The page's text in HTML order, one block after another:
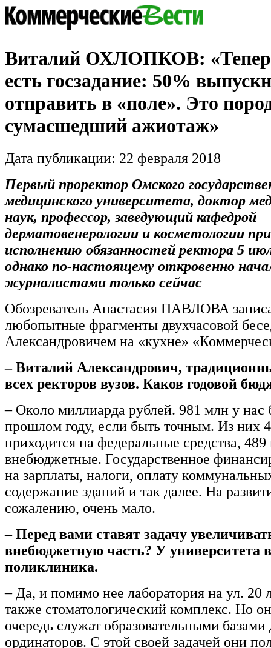
Виталий ОХЛОПКОВ:
есть госзадание: 50%
отправить в «поле». Это
сумасшедший ажиотаж»
Дата публикации: 22 февраля 2018
Первый проректор Омского
медицинского университета, доктор
наук, профессор, заведующий кафедрой
дерматовенерологии и косметологии
исполнению обязанностей ректора 5
однако по-настоящему откровенно
журналистами только сейчас
Обозреватель Анастасия ПАВЛОВА
любопытные фрагменты двухчасовой
Александровичем на «кухне»
– Виталий Александрович,
всех ректоров вузов. Каков годовой
– Около миллиарда рублей. 981 млн у нас
прошлом году, если быть точным. Из них
приходится на федеральные средства,
внебюджетные. Государственное
на зарплаты, налоги, оплату
содержание зданий и так далее. На
сожалению, очень мало.
– Перед вами ставят задачу
внебюджетную часть? У университета
поликлиника.
– Да, и помимо нее лаборатория на ул. 20
также стоматологический комплекс. Но
очередь служат образовательными базами
ординаторов. С этой своей задачей они